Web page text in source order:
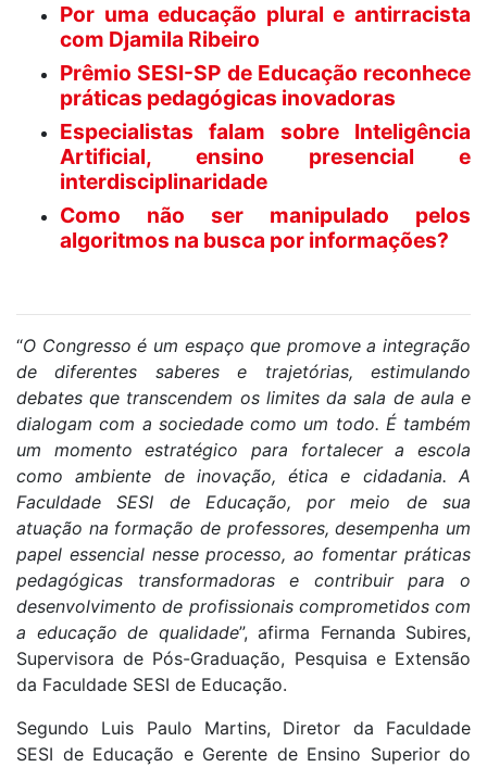
Por uma educação plural e antirracista
com Djamila Ribeiro
Prêmio SESI-SP de Educação reconhece
práticas pedagógicas inovadoras
Especialistas falam sobre Inteligência
Artificial, ensino presencial e
interdisciplinaridade
Como não ser manipulado pelos
algoritmos na busca por informações?
“O Congresso é um espaço que promove a integração
de diferentes saberes e trajetórias, estimulando
debates que transcendem os limites da sala de aula e
dialogam com a sociedade como um todo. É também
um momento estratégico para fortalecer a escola
como ambiente de inovação, ética e cidadania. A
Faculdade SESI de Educação, por meio de sua
atuação na formação de professores, desempenha um
papel essencial nesse processo, ao fomentar práticas
pedagógicas transformadoras e contribuir para o
desenvolvimento de profissionais comprometidos com
a educação de qualidade”, afirma Fernanda Subires,
Supervisora de Pós-Graduação, Pesquisa e Extensão
da Faculdade SESI de Educação.
Segundo Luis Paulo Martins, Diretor da Faculdade
SESI de Educação e Gerente de Ensino Superior do